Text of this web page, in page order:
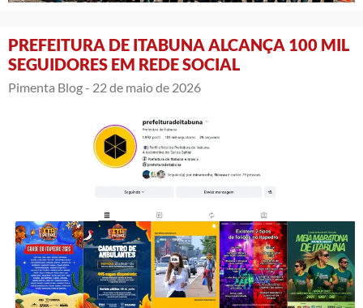
PREFEITURA DE ITABUNA ALCANÇA 100 MIL
SEGUIDORES EM REDE SOCIAL
Pimenta Blog - 22 de maio de 2026